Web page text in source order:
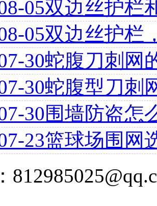
05双边丝护栏
05双边丝护栏
30蛇腹刀刺网
30蛇腹型刀刺
30围墙防盗怎
23篮球场围网